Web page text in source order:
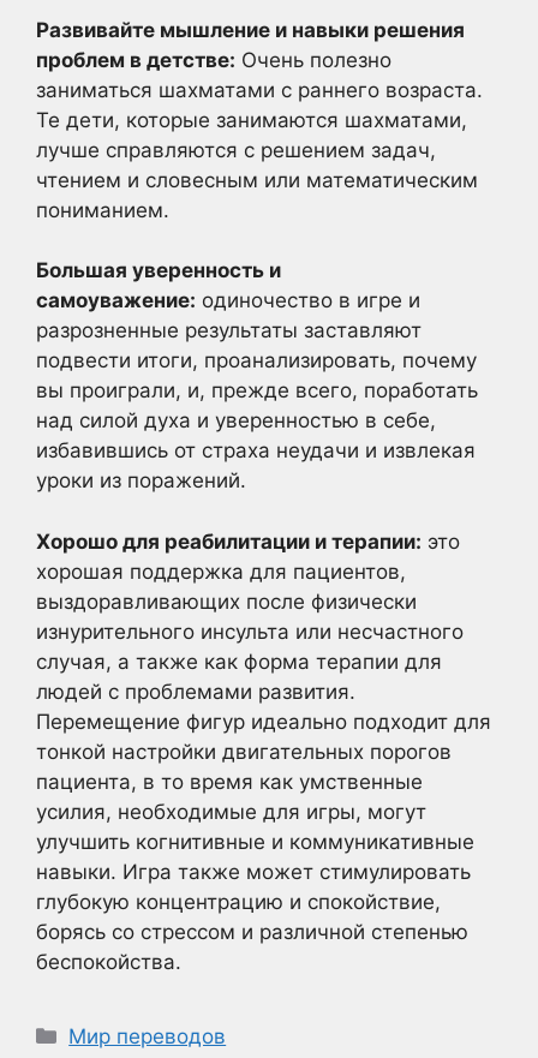
Развивайте мышление и навыки решения
проблем в детстве: Очень полезно
заниматься шахматами с раннего возраста.
Те дети, которые занимаются шахматами,
лучше справляются с решением задач,
чтением и словесным или математическим
пониманием.
Большая уверенность и
самоуважение: одиночество в игре и
разрозненные результаты заставляют
подвести итоги, проанализировать, почему
вы проиграли, и, прежде всего, поработать
над силой духа и уверенностью в себе,
избавившись от страха неудачи и извлекая
уроки из поражений.
Хорошо для реабилитации и терапии: это
хорошая поддержка для пациентов,
выздоравливающих после физически
изнурительного инсульта или несчастного
случая, а также как форма терапии для
людей с проблемами развития.
Перемещение фигур идеально подходит для
тонкой настройки двигательных порогов
пациента, в то время как умственные
усилия, необходимые для игры, могут
улучшить когнитивные и коммуникативные
навыки. Игра также может стимулировать
глубокую концентрацию и спокойствие,
борясь со стрессом и различной степенью
беспокойства.
Рубрики
Мир переводов